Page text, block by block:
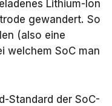
Lithium-Ion
gewandert. So
(also eine
welchem SoC man
Standard der SoC-